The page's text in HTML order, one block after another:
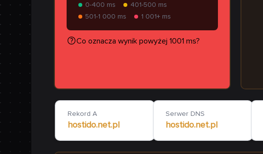
0-400 ms
401-500 ms
501-1 000 ms
1 001+ ms
Co oznacza wynik powyżej 1001 ms?
Rekord A
hostido.net.pl
Serwer DNS
hostido.net.pl